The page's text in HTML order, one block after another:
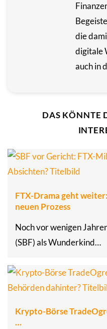
die
digitale
auch in
DAS KÖNNTE
FTX-Drama geht
neuen Prozess
Noch vor wenigen
(SBF) als Wunderkind…
Krypto-Börse
…